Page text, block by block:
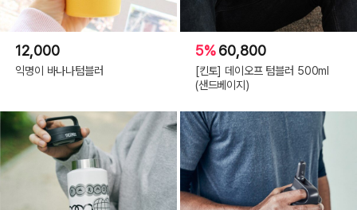
12,000
익명이 바나나텀블러
5%60,800
[킨토] 데이오프 텀블러 500ml
(샌드베이지)